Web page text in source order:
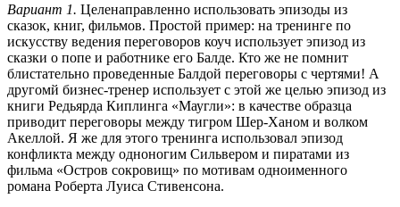
Вариант 1. Целенаправленно использовать эпизоды из
сказок, книг, фильмов. Простой пример: на тренинге по
искусству ведения переговоров коуч использует эпизод из
сказки о попе и работнике его Балде. Кто же не помнит
блистательно проведенные Балдой переговоры с чертями! А
другомй бизнес-тренер использует с этой же целью эпизод из
книги Редьярда Киплинга «Маугли»: в качестве образца
приводит переговоры между тигром Шер-Ханом и волком
Акеллой. Я же для этого тренинга использовал эпизод
конфликта между одноногим Сильвером и пиратами из
фильма «Остров сокровищ» по мотивам одноименного
романа Роберта Луиса Стивенсона.